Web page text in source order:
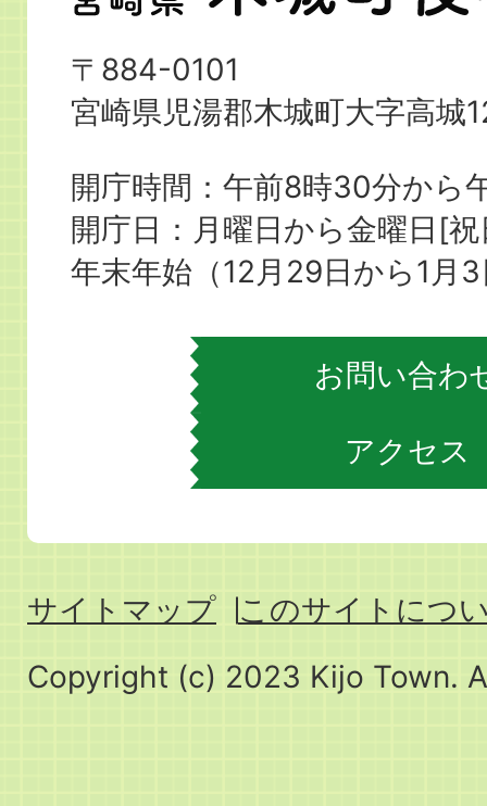
崎
県
木
町
役
場
〒884-0101
宮崎県児湯郡木城町大字高城
開庁時間：午前8時30分から
開庁日：月曜日から金曜日[
年末年始（12月29日から1月
お問い合わ
アクセス
サイトマップ
このサイトにつ
Copyright (c) 2023 Kijo Town.